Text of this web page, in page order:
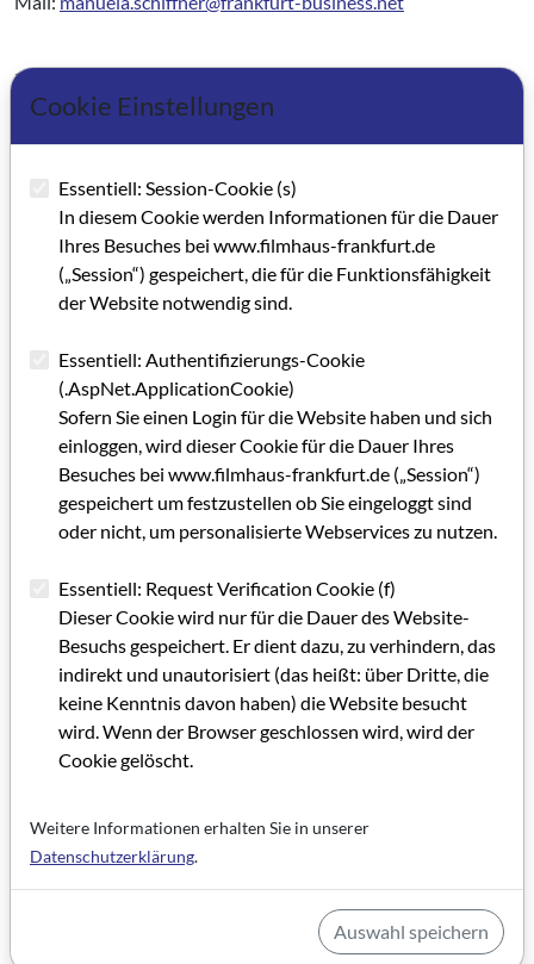
* Peter Kania ist Geschäftsführer der Wirtschaftsförderung
Frankfurt
Kategorie: Gastbeitrag (ehemals Selbstdarstellungen von
institutioneneigenen Mitarbeitern / ab GRIP 63)
Schlagworte: Wirtschaftsförderung, Webformat, Institution,
Filmwirtschaft
Artikel im PDF aufrufen
Cookie Einstellungen
Essentiell: Session-Cookie (s)
In diesem Cookie werden Informationen für die Dauer
Ihres Besuches bei www.filmhaus-frankfurt.de
(„Session“) gespeichert, die für die Funktionsfähigkeit
der Website notwendig sind.
Essentiell: Authentifizierungs-Cookie
(.AspNet.ApplicationCookie)
Sofern Sie einen Login für die Website haben und sich
einloggen, wird dieser Cookie für die Dauer Ihres
Besuches bei www.filmhaus-frankfurt.de („Session“)
gespeichert um festzustellen ob Sie eingeloggt sind
oder nicht, um personalisierte Webservices zu nutzen.
Essentiell: Request Verification Cookie (f)
Dieser Cookie wird nur für die Dauer des Website-
Besuchs gespeichert. Er dient dazu, zu verhindern, das
indirekt und unautorisiert (das heißt: über Dritte, die
keine Kenntnis davon haben) die Website besucht
wird. Wenn der Browser geschlossen wird, wird der
Cookie gelöscht.
Weitere Informationen erhalten Sie in unserer
Datenschutzerklärung.
Auswahl speichern